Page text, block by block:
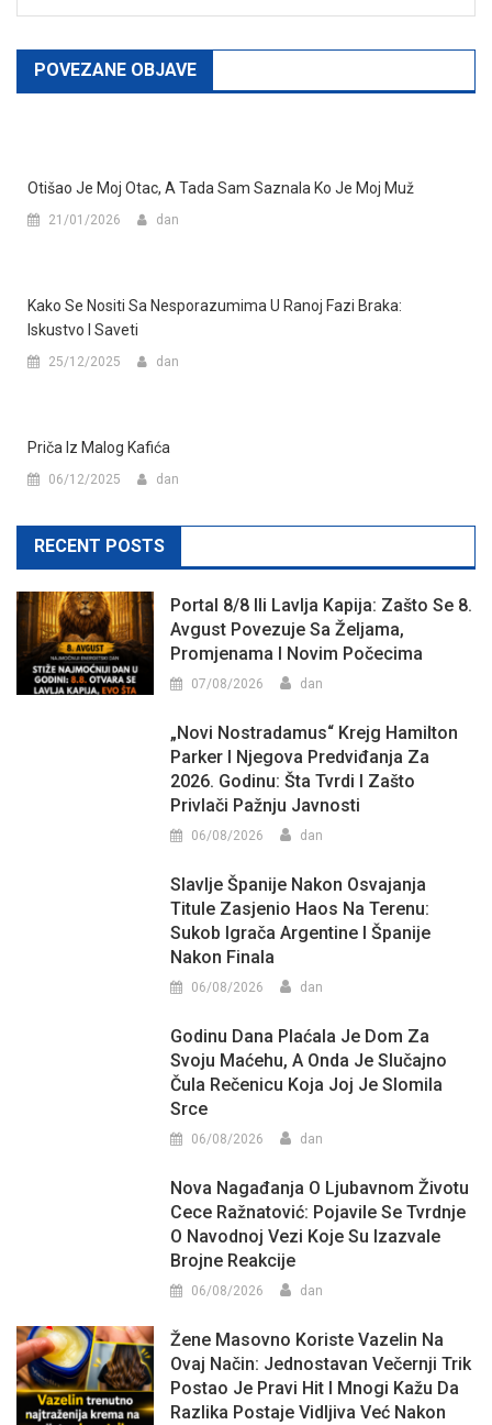
POVEZANE OBJAVE
Otišao Je Moj Otac, A Tada Sam Saznala Ko Je Moj Muž
21/01/2026 dan
Kako Se Nositi Sa Nesporazumima U Ranoj Fazi Braka:
Iskustvo I Saveti
25/12/2025 dan
Priča Iz Malog Kafića
06/12/2025 dan
RECENT POSTS
Portal 8/8 Ili Lavlja Kapija: Zašto Se 8.
Avgust Povezuje Sa Željama,
Promjenama I Novim Počecima
07/08/2026 dan
„Novi Nostradamus“ Krejg Hamilton
Parker I Njegova Predviđanja Za
2026. Godinu: Šta Tvrdi I Zašto
Privlači Pažnju Javnosti
06/08/2026 dan
Slavlje Španije Nakon Osvajanja
Titule Zasjenio Haos Na Terenu:
Sukob Igrača Argentine I Španije
Nakon Finala
06/08/2026 dan
Godinu Dana Plaćala Je Dom Za
Svoju Maćehu, A Onda Je Slučajno
Čula Rečenicu Koja Joj Je Slomila
Srce
06/08/2026 dan
Nova Nagađanja O Ljubavnom Životu
Cece Ražnatović: Pojavile Se Tvrdnje
O Navodnoj Vezi Koje Su Izazvale
Brojne Reakcije
06/08/2026 dan
Žene Masovno Koriste Vazelin Na
Ovaj Način: Jednostavan Večernji Trik
Postao Je Pravi Hit I Mnogi Kažu Da
Razlika Postaje Vidljiva Već Nakon